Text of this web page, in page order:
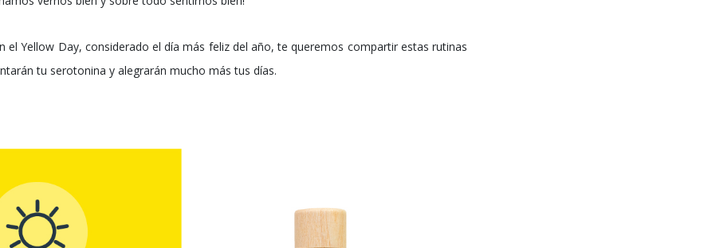
el Yellow Day, considerado el día más feliz del año, te queremos compartir estas rutinas
tu serotonina y alegrarán mucho más tus días.